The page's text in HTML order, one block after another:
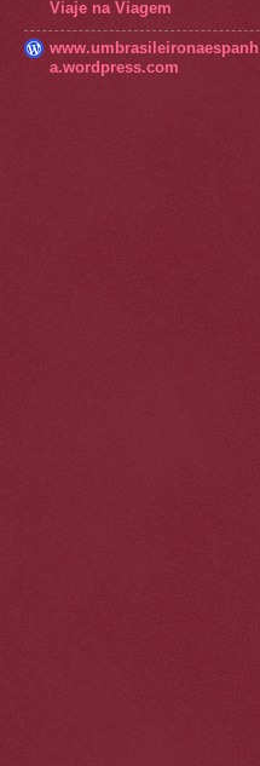
Viaje na Viagem
www.umbrasileironaespanh
a.wordpress.com